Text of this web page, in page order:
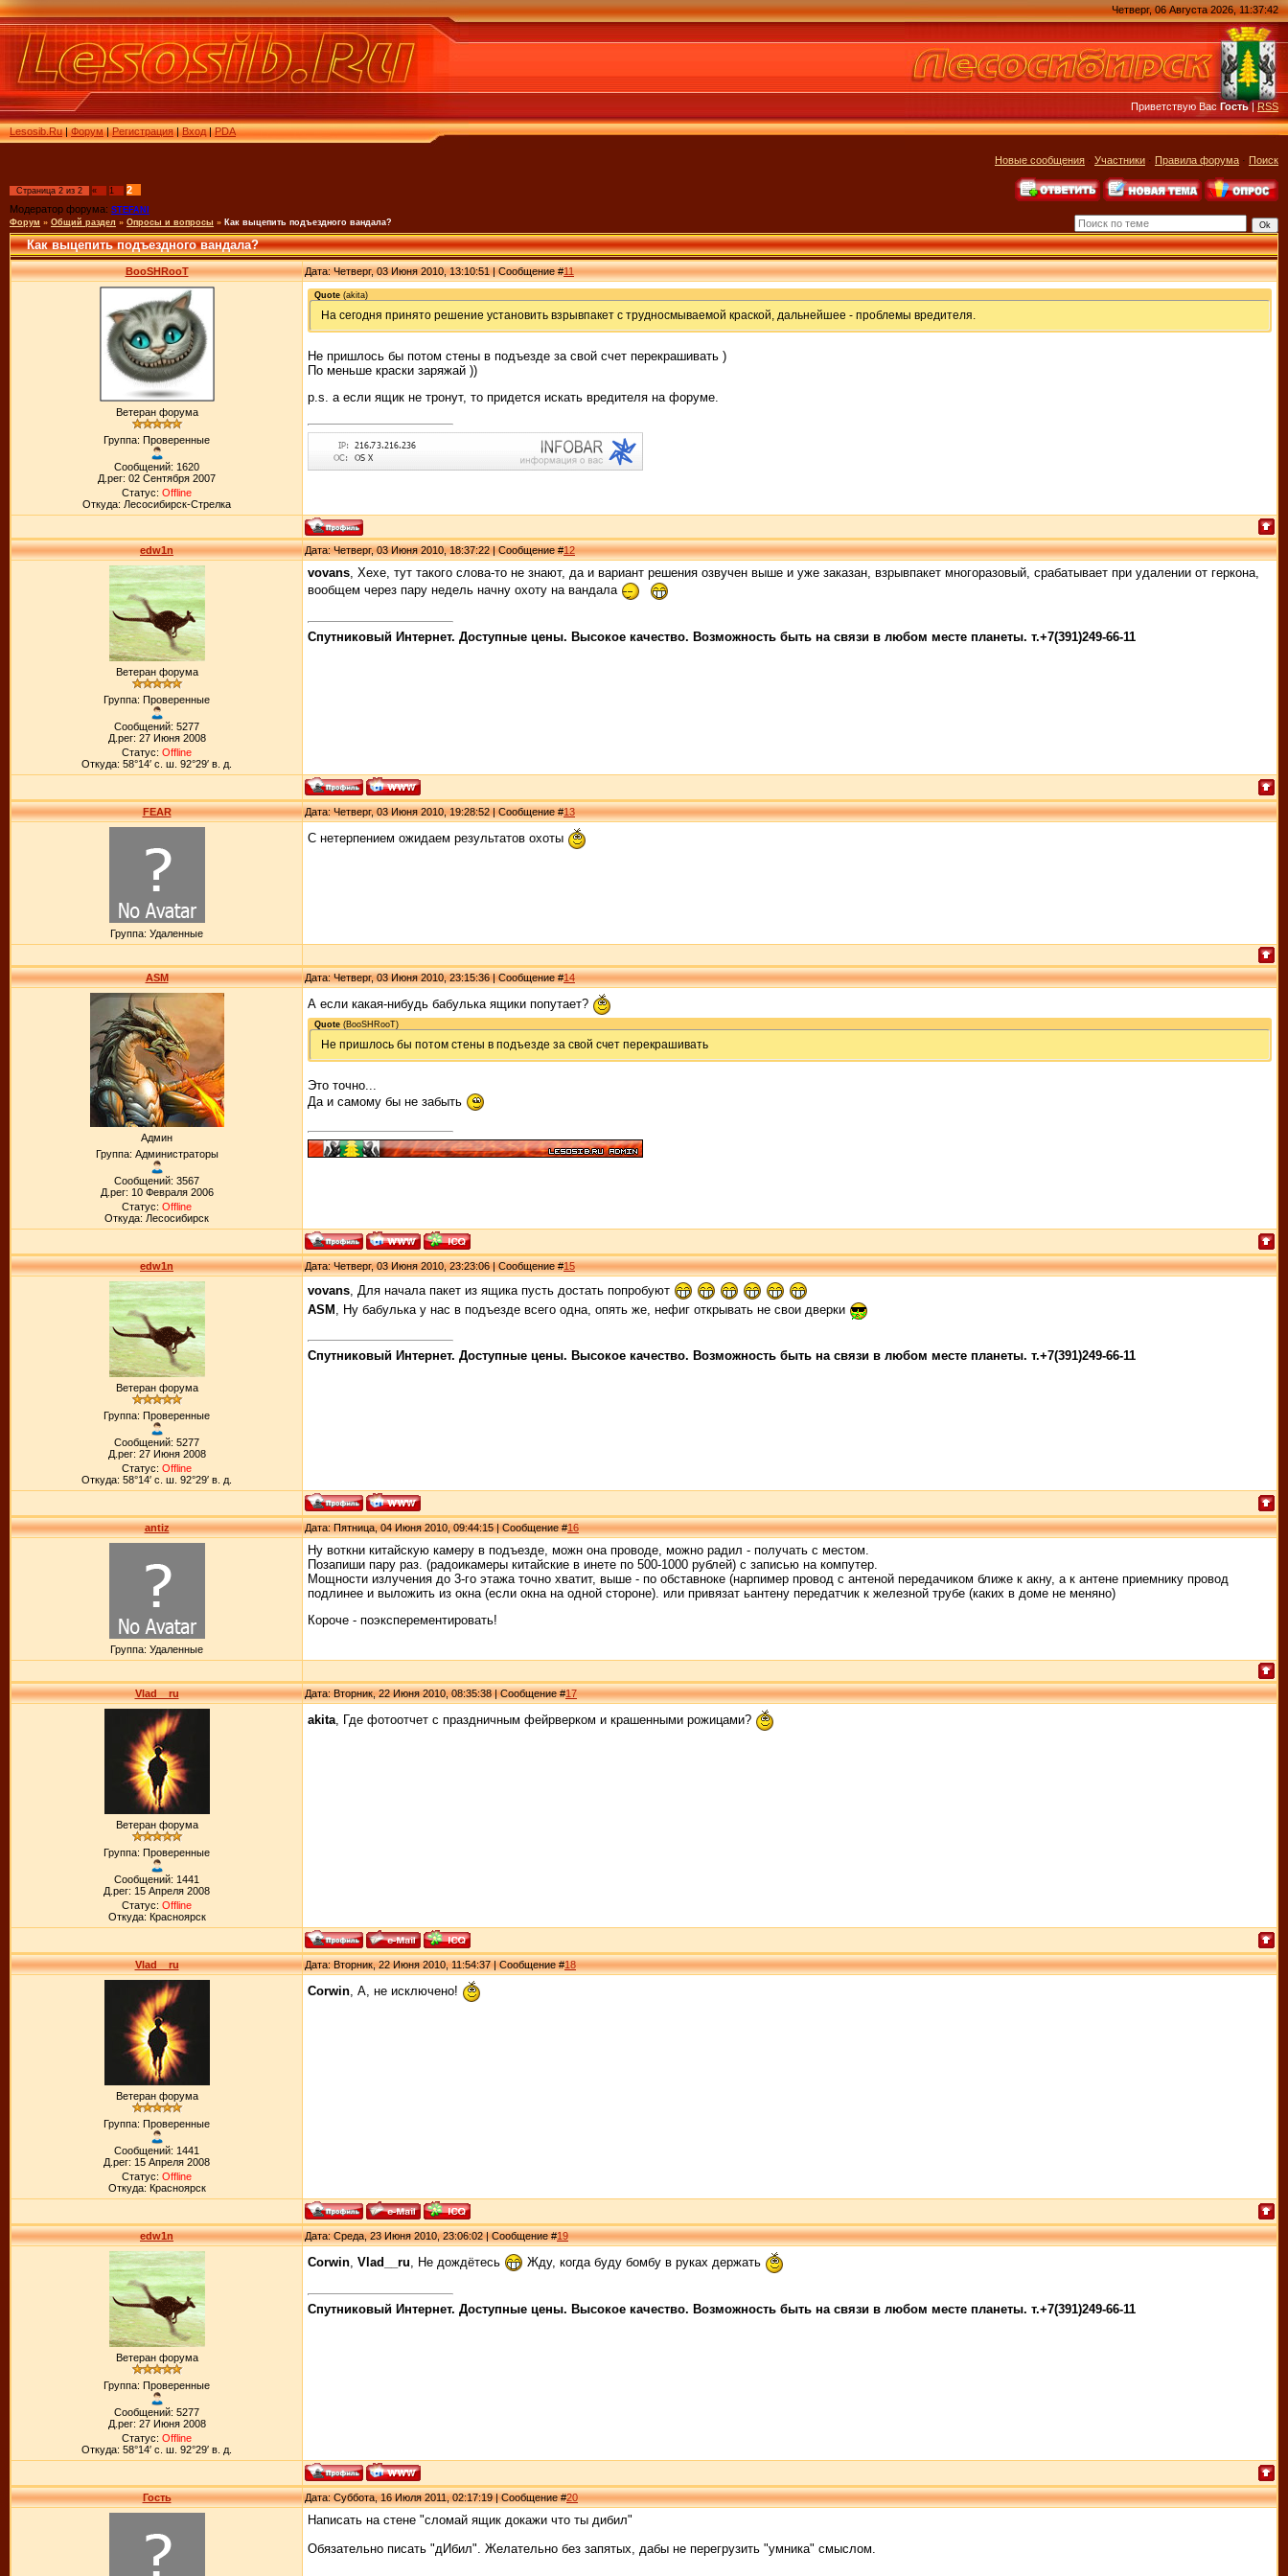
Lesosib.Ru|Форум|Регистрация|Вход|PDA
Четверг, 06 Августа 2026, 11:37:42
Приветствую ВасГость|RSS
Новые сообщения · Участники · Правила форума · Поиск
Страница 2 из 2 « 1
2
Модератор форума: STEFANI
Форум » Общий раздел » Опросы и вопросы » Как выцепить подъездного вандала?
Как выцепить подъездного вандала?
BooSHRooT Дата: Четверг, 03 Июня 2010, 13:10:51 | Сообщение #11
Ветеран форума
Группа: Проверенные
Сообщений: 1620
Д.рег: 02 Сентября 2007
Статус: Offline
Откуда: Лесосибирск-Стрелка
Quote (akita)
На сегодня принято решение установить взрывпакет с трудносмываемой краской, дальнейшее - проблемы вредителя.
Не пришлось бы потом стены в подъезде за свой счет перекрашивать )
По меньше краски заряжай ))
p.s. а если ящик не тронут, то придется искать вредителя на форуме.
edw1n Дата: Четверг, 03 Июня 2010, 18:37:22 | Сообщение #12
Ветеран форума
Группа: Проверенные
Сообщений: 5277
Д.рег: 27 Июня 2008
Статус: Offline
Откуда: 58°14′ с. ш. 92°29′ в. д.
vovans, Хехе, тут такого слова-то не знают, да и вариант решения озвучен выше и уже заказан, взрывпакет многоразовый, срабатывает при удалении от геркона,
вообщем через пару недель начну охоту на вандала
Спутниковый Интернет. Доступные цены. Высокое качество. Возможность быть на связи в любом месте планеты. т.+7(391)249-66-11
FEAR Дата: Четверг, 03 Июня 2010, 19:28:52 | Сообщение #13
Группа: Удаленные
С нетерпением ожидаем результатов охоты
ASM Дата: Четверг, 03 Июня 2010, 23:15:36 | Сообщение #14
Админ
Группа: Администраторы
Сообщений: 3567
Д.рег: 10 Февраля 2006
Статус: Offline
Откуда: Лесосибирск
А если какая-нибудь бабулька ящики попутает?
Quote (BooSHRooT)
Не пришлось бы потом стены в подъезде за свой счет перекрашивать
Это точно...
Да и самому бы не забыть
edw1n Дата: Четверг, 03 Июня 2010, 23:23:06 | Сообщение #15
Ветеран форума
Группа: Проверенные
Сообщений: 5277
Д.рег: 27 Июня 2008
Статус: Offline
Откуда: 58°14′ с. ш. 92°29′ в. д.
vovans , Для начала пакет из ящика пусть достать попробуют
ASM , Ну бабулька у нас в подъезде всего одна, опять же, нефиг открывать не свои дверки
Спутниковый Интернет. Доступные цены. Высокое качество. Возможность быть на связи в любом месте планеты. т.+7(391)249-66-11
antiz Дата: Пятница, 04 Июня 2010, 09:44:15 | Сообщение #16
Группа: Удаленные
Ну воткни китайскую камеру в подъезде, можн она проводе, можно радил - получать с местом.
Позапиши пару раз. (радоикамеры китайские в инете по 500-1000 рублей) с записью на компутер.
Мощности излучения до 3-го этажа точно хватит, выше - по обставноке (нарпимер провод с антеной передачиком ближе к акну, а к антене приемнику провод
подлинее и выложить из окна (если окна на одной стороне). или привязат ьантену передатчик к железной трубе (каких в доме не меняно)
Короче - поэксперементировать!
Vlad__ru Дата: Вторник, 22 Июня 2010, 08:35:38 | Сообщение #17
Ветеран форума
Группа: Проверенные
Сообщений: 1441
Д.рег: 15 Апреля 2008
Статус: Offline
Откуда: Красноярск
akita , Где фотоотчет с праздничным фейрверком и крашенными рожицами?
Vlad__ru Дата: Вторник, 22 Июня 2010, 11:54:37 | Сообщение #18
Ветеран форума
Группа: Проверенные
Сообщений: 1441
Д.рег: 15 Апреля 2008
Статус: Offline
Откуда: Красноярск
Corwin , А, не исключено!
edw1n Дата: Среда, 23 Июня 2010, 23:06:02 | Сообщение #19
Ветеран форума
Группа: Проверенные
Сообщений: 5277
Д.рег: 27 Июня 2008
Статус: Offline
Откуда: 58°14′ с. ш. 92°29′ в. д.
Corwin Vlad__ru , Не дождётесь Жду, когда буду бомбу в руках держать
Спутниковый Интернет. Доступные цены. Высокое качество. Возможность быть на связи в любом месте планеты. т.+7(391)249-66-11
Гость Дата: Суббота, 16 Июля 2011, 02:17:19 | Сообщение #20
Написать на стене "сломай ящик докажи что ты дибил"
Обязательно писать "дИбил". Желательно без запятых, дабы не перегрузить "умника" смыслом.